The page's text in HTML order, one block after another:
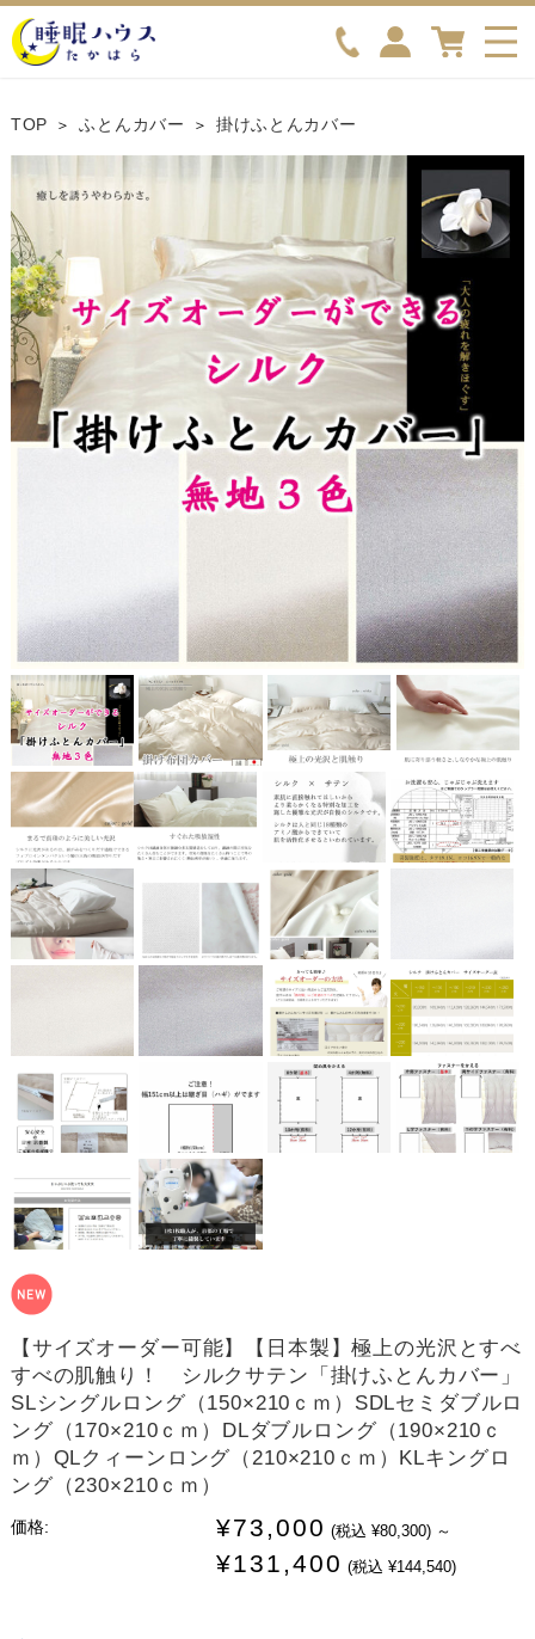
TOP ふとんカバー 掛けふとんカバー
【サイズオーダー可能】【日本製】極上の光沢とすべ
すべの肌触り！ シルクサテン「掛けふとんカバー」
SLシングルロング（150×210ｃｍ）SDLセミダブルロ
ング（170×210ｃｍ）DLダブルロング（190×210ｃ
ｍ）QLクィーンロング（210×210ｃｍ）KLキングロ
ング（230×210ｃｍ）
価格: ¥73,000 (税込 ¥80,300) ～
¥131,400 (税込 ¥144,540)